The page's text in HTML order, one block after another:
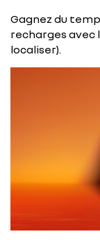
Gagnez du
recharges avec
localiser).